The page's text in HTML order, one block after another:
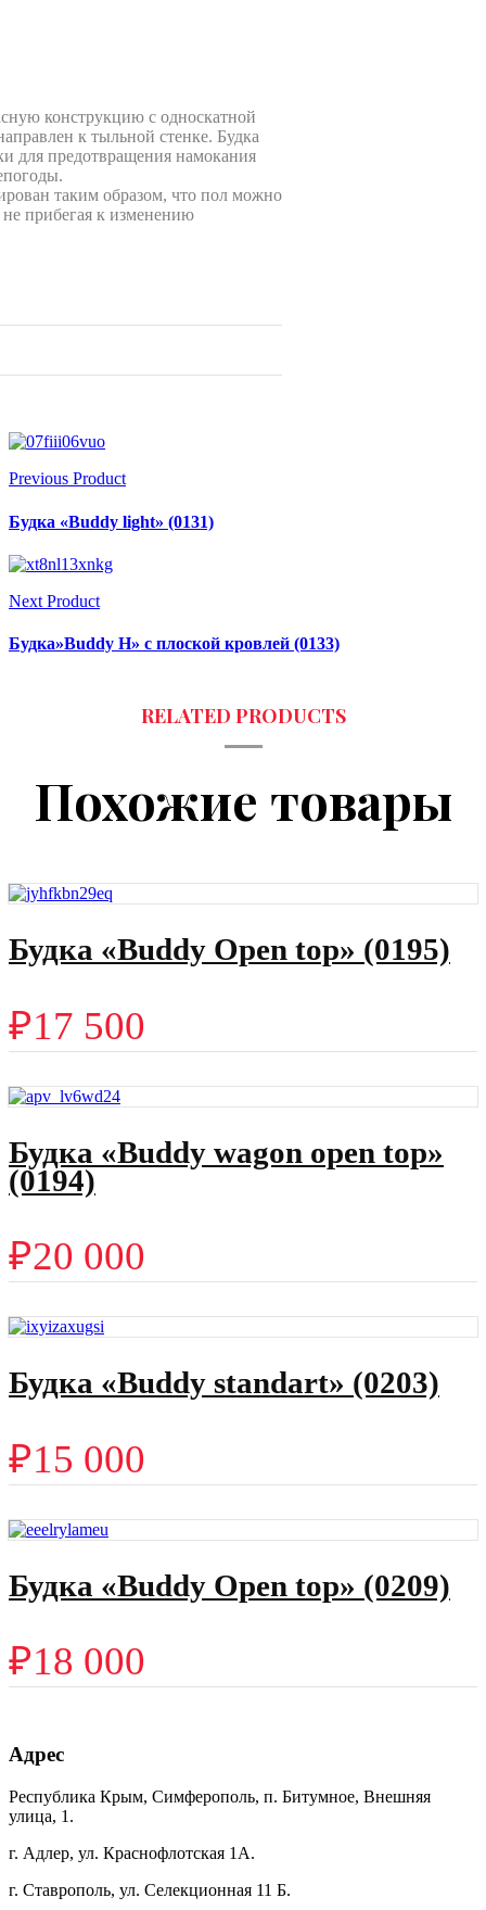
конструкцию с односкатной
к тыльной стенке. Будка
для предотвращения намокания
таким образом, что пол можно
не прибегая к изменению
Previous Product
Будка «Buddy light» (0131)
Next Product
Будка»Buddy Н» с плоской кровлей (0133)
Похожие товары
Будка «Buddy Open top» (0195)
₽17 500
Будка «Buddy wagon open top»
(0194)
₽20 000
Будка «Buddy standart» (0203)
₽15 000
Будка «Buddy Open top» (0209)
₽18 000
Адрес
Республика Крым, Симферополь, п. Битумное, Внешняя
улица, 1.
г. Адлер, ул. Краснофлотская 1А.
г. Ставрополь, ул. Селекционная 11 Б.